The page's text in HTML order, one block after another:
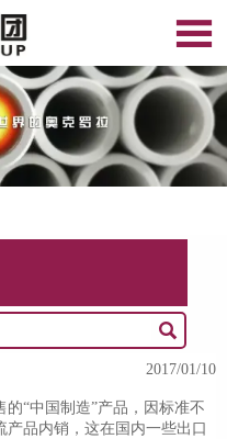


2017/01/10
“中国制造”产品，因标准不
产品内销，这在国内一些出口